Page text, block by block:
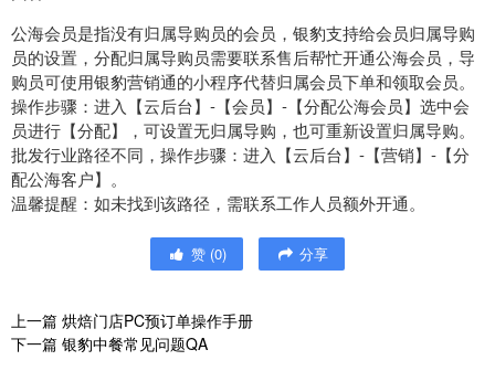
公海会员是指没有归属导购员的会员，银豹支持给会员归属导购
员的设置，分配归属导购员需要联系售后帮忙开通公海会员，导
购员可使用银豹营销通的小程序代替归属会员下单和领取会员。
操作步骤：进入【云后台】-【会员】-【分配公海会员】选中会
员进行【分配】，可设置无归属导购，也可重新设置归属导购。
批发行业路径不同，操作步骤：进入【云后台】-【营销】-【分
配公海客户】。
温馨提醒：如未找到该路径，需联系工作人员额外开通。
赞 (0) 分享
上一篇 烘焙门店PC预订单操作手册
下一篇 银豹中餐常见问题QA